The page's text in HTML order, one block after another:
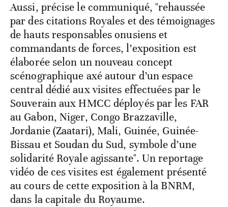
Aussi, précise le communiqué, "rehaussée
par des citations Royales et des témoignages
de hauts responsables onusiens et
commandants de forces, l’exposition est
élaborée selon un nouveau concept
scénographique axé autour d’un espace
central dédié aux visites effectuées par le
Souverain aux HMCC déployés par les FAR
au Gabon, Niger, Congo Brazzaville,
Jordanie (Zaatari), Mali, Guinée, Guinée-
Bissau et Soudan du Sud, symbole d’une
solidarité Royale agissante". Un reportage
vidéo de ces visites est également présenté
au cours de cette exposition à la BNRM,
dans la capitale du Royaume.